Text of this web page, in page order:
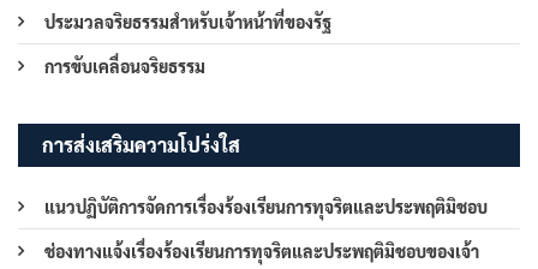
ประมวลจริยธรรมสำหรับเจ้าหน้าที่ของรัฐ
การขับเคลื่อนจริยธรรม
การส่งเสริมความโปร่งใส
แนวปฏิบัติการจัดการเรื่องร้องเรียนการทุจริตและประพฤติมิชอบ
ช่องทางแจ้งเรื่องร้องเรียนการทุจริตและประพฤติมิชอบของเจ้า